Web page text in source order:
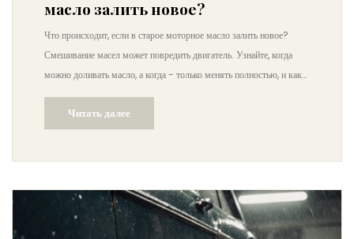
масло залить новое?
Что происходит, если в старое моторное масло залить новое?
Смешивание масел может повредить двигатель. Узнайте, когда
можно доливать масло, а когда - только менять полностью, и как
избежать дорогостоящего ремонта.
Читать далее